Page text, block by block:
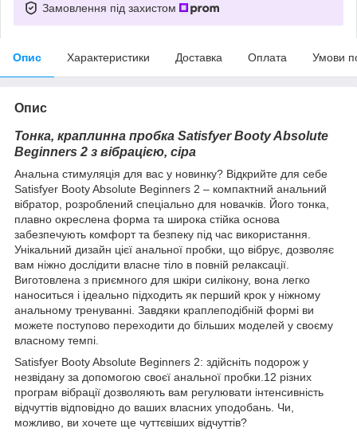
Замовлення під захистом
Опис Характеристики Доставка Оплата Умови
Опис
Тонка, краплинна пробка Satisfyer Booty Absolute
Beginners 2 з вібрацією, сіра
Анальна стимуляція для вас у новинку? Відкрийте для себе
Satisfyer Booty Absolute Beginners 2 – компактний анальний
вібратор, розроблений спеціально для новачків. Його тонка,
плавно окреслена форма та широка стійка основа
забезпечують комфорт та безпеку під час використання.
Унікальний дизайн цієї анальної пробки, що вібрує, дозволяє
вам ніжно дослідити власне тіло в повній релаксації.
Виготовлена з приємного для шкіри силікону, вона легко
наноситься і ідеально підходить як перший крок у ніжному
анальному тренуванні. Завдяки краплеподібній формі ви
можете поступово переходити до більших моделей у своєму
власному темпі.
Satisfyer Booty Absolute Beginners 2: здійсніть подорож у
незвідану за допомогою своєї анальної пробки.12 різних
програм вібрації дозволяють вам регулювати інтенсивність
відчуттів відповідно до ваших власних уподобань. Чи,
можливо, ви хочете ще чуттєвіших відчуттів?